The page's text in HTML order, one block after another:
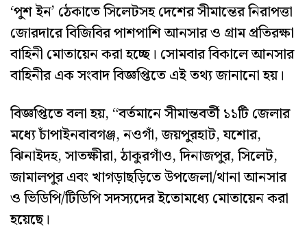
‘পুশ ইন’ ঠেকাতে সিলেটসহ দেশের সীমান্তের নিরাপত্তা
জোরদারে বিজিবির পাশপাশি আনসার ও গ্রাম প্রতিরক্ষা
বাহিনী মোতায়েন করা হচ্ছে। সোমবার বিকালে আনসার
বাহিনীর এক সংবাদ বিজ্ঞপ্তিতে এই তথ্য জানানো হয়।
বিজ্ঞপ্তিতে বলা হয়, “বর্তমানে সীমান্তবর্তী ১১টি জেলার
মধ্যে চাঁপাইনবাবগঞ্জ, নওগাঁ, জয়পুরহাট, যশোর,
ঝিনাইদহ, সাতক্ষীরা, ঠাকুরগাঁও, দিনাজপুর, সিলেট,
জামালপুর এবং খাগড়াছড়িতে উপজেলা/থানা আনসার
ও ভিডিপি/টিডিপি সদস্যদের ইতোমধ্যে মোতায়েন করা
হয়েছে।